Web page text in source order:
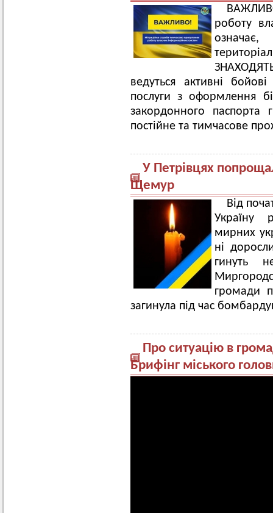
роботу
ведуться активні бойові
послуги з оформлення
закордонного паспорта
постійне та тимчасове
У Петрівцях
Щемур
Від
Україну
мирних
ні
гинуть
громади
загинула під час
Про ситуацію в
Брифінг міського